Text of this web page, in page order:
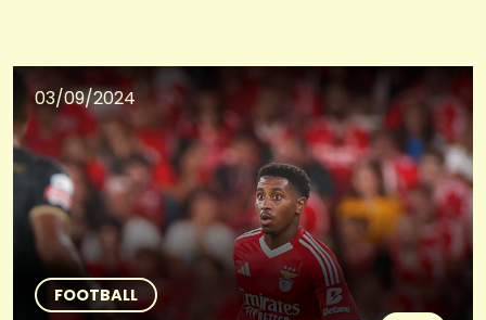
03/09/2024
FOOTBALL